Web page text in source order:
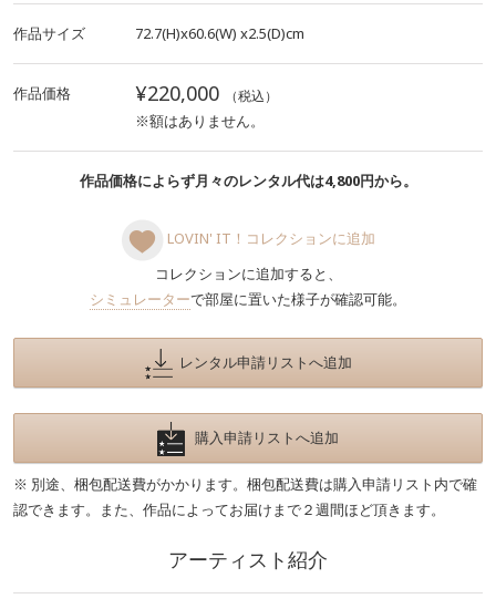
作品サイズ 72.7(H)x60.6(W) x2.5(D)cm
作品価格 ¥220,000 （税込）
※額はありません。
作品価格によらず月々のレンタル代は4,800円から。
LOVIN' IT！コレクションに追加
コレクションに追加すると、
シミュレーターで部屋に置いた様子が確認可能。
レンタル申請リストへ追加
購入申請リストへ追加
※ 別途、梱包配送費がかかります。梱包配送費は購入申請リスト内で確
認できます。また、作品によってお届けまで２週間ほど頂きます。
アーティスト紹介